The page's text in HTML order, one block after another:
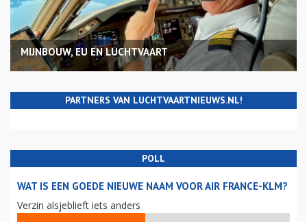
MIJNBOUW, EU EN LUCHTVAART
PARTNERS VAN LUCHTVAARTNIEUWS.NL!
POLL
WAT IS EEN GOEDE NIEUWE NAAM VOOR AIR FRANCE-KLM?
Verzin alsjeblieft iets anders